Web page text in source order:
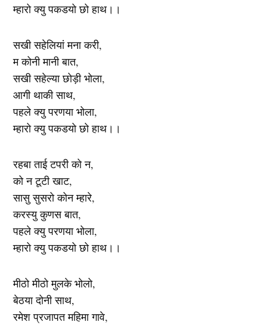
म्हारो क्यु पकडयो छो हाथ।।
सखी सहेलियां मना करी,
म कोनी मानी बात,
सखी सहेल्या छोड़ी भोला,
आगी थाकी साथ,
पहले क्यु परणया भोला,
म्हारो क्यु पकडयो छो हाथ।।
रहबा ताई टपरी को न,
को न टूटी खाट,
सासु सुसरो कोन म्हारे,
करस्यु कुणस बात,
पहले क्यु परणया भोला,
म्हारो क्यु पकडयो छो हाथ।।
मीठो मीठो मुलके भोलो,
बेठया दोनी साथ,
रमेश प्रजापत महिमा गावे,